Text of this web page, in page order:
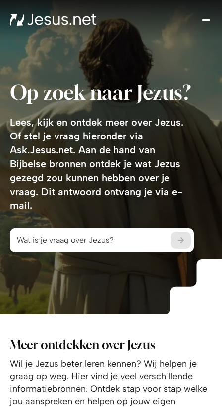
Ik
Op zoek naar Jezus?
Lees, kijk en ontdek meer over Jezus.
Of stel je vraag hieronder via
Ask.Jesus.net. Aan de hand van
Bijbelse bronnen ontdek je wat Jezus
gezegd zou kunnen hebben over je
vraag. Dit antwoord ontvang je via e-
mail.
Wat is je vraag over Jezus?
Meer ontdekken over Jezus
Wil je Jezus beter leren kennen? Wij helpen je
graag op weg. Hier vind je veel verschillende
informatiebronnen. Ontdek stap voor stap welke
jou aanspreken en helpen op jouw eigen